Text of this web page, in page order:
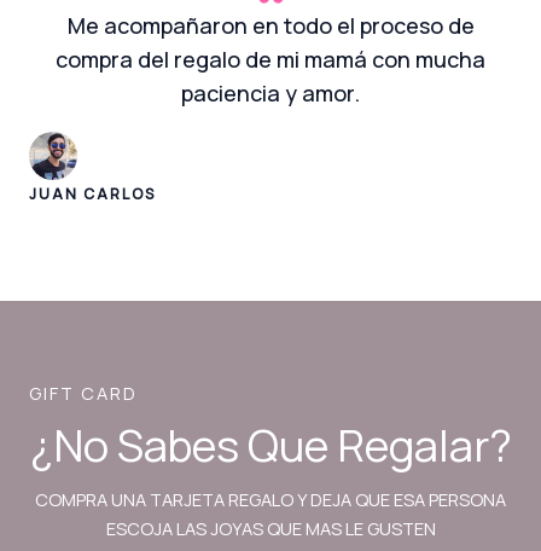
Me acompañaron en todo el proceso de
compra del regalo de mi mamá con mucha
paciencia y amor.
JUAN CARLOS
GIFT CARD
¿No Sabes Que Regalar?
COMPRA UNA TARJETA REGALO Y DEJA QUE ESA PERSONA
ESCOJA LAS JOYAS QUE MAS LE GUSTEN